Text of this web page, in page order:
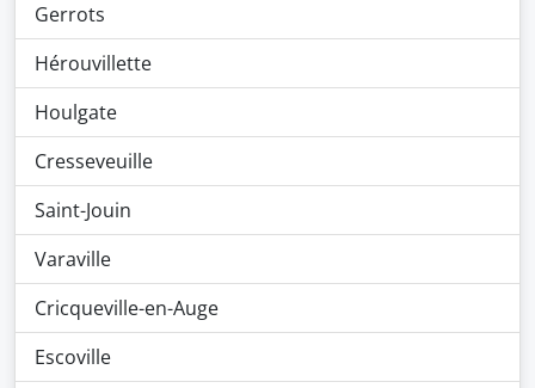
Gerrots
Hérouvillette
Houlgate
Cresseveuille
Saint-Jouin
Varaville
Cricqueville-en-Auge
Escoville